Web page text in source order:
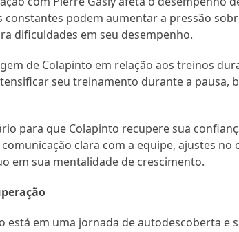
constantes podem aumentar a pressão
dificuldades em seu desempenho.
de Colapinto em relação aos treinos
seu treinamento durante a pausa,
para que Colapinto recupere sua
comunicação clara com a equipe, ajustes
em sua mentalidade de crescimento.
está em uma jornada de autodescoberta e